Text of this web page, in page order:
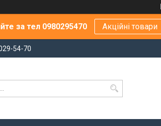
за тел 0980295470 Акційні товари
54-70